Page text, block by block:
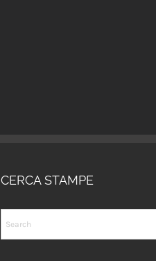
CERCA STAMPE